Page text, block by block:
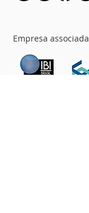
Empresa associada